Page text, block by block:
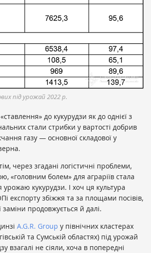
під урожай 2022 р.
до кукурудзи як до однієї з
стали стрибки у вартості добрив
газу — основної складової у
через згадані логістичні проблеми,
«головним болем» для аграріїв стала
урожаю кукурудзи. І хоч ця культура
експорту збіжжя та за площами посівів,
заміни продовжується й далі.
A.G.R. Group у північних кластерах
та Сумській областях) під урожай
взагалі не сіяли, хоча в попередні